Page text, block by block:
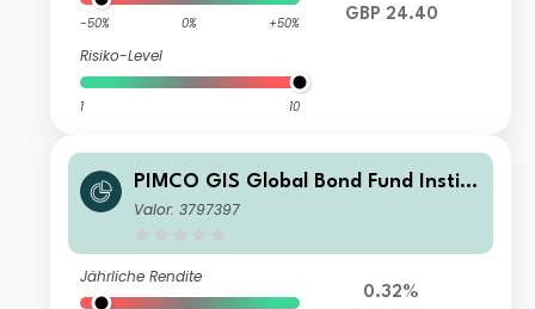
-50% 0% +50%
Risiko-Level
1 10
GBP 24.40
PIMCO GIS Global Bond Fund Institu
tional SGD (Hedged) Accumulation
Valor: 3797397
Jährliche Rendite
0.32%